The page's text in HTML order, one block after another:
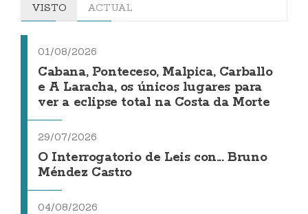
VISTO ACTUAL
01/08/2026
Cabana, Ponteceso, Malpica, Carballo
e A Laracha, os únicos lugares para
ver a eclipse total na Costa da Morte
29/07/2026
O Interrogatorio de Leis con... Bruno
Méndez Castro
04/08/2026